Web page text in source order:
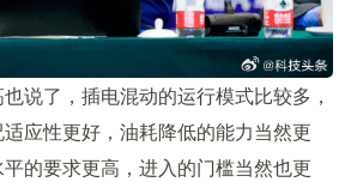
说了，插电混动的运行模式比较多，
应性更好，油耗降低的能力当然更
的要求更高，进入的门槛当然也更